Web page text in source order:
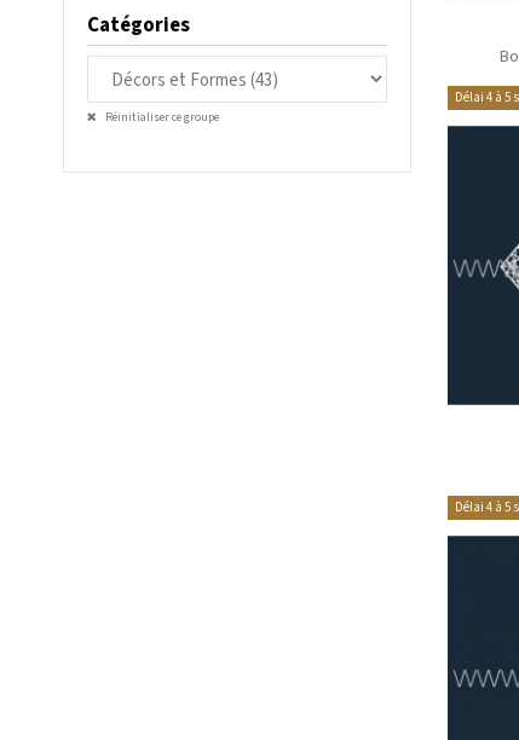
Délai 4 à 5
Délai 4 à 5
Catégories
Réinitialiser ce groupe